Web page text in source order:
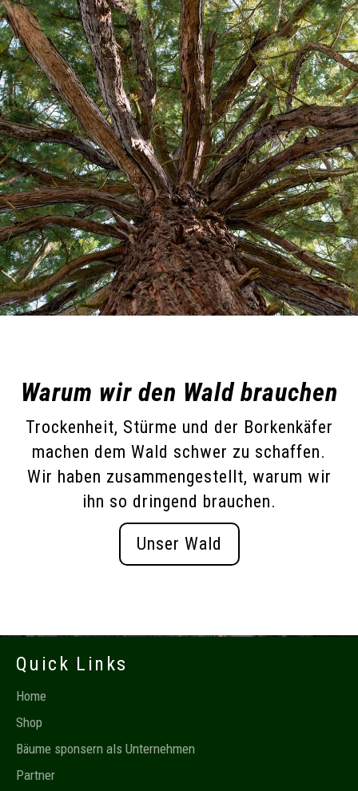
Warum wir den Wald brauchen
Trockenheit, Stürme und der Borkenkäfer
machen dem Wald schwer zu schaffen.
Wir haben zusammengestellt, warum wir
ihn so dringend brauchen.
Unser Wald
Quick Links
Home
Shop
Bäume sponsern als Unternehmen
Partner